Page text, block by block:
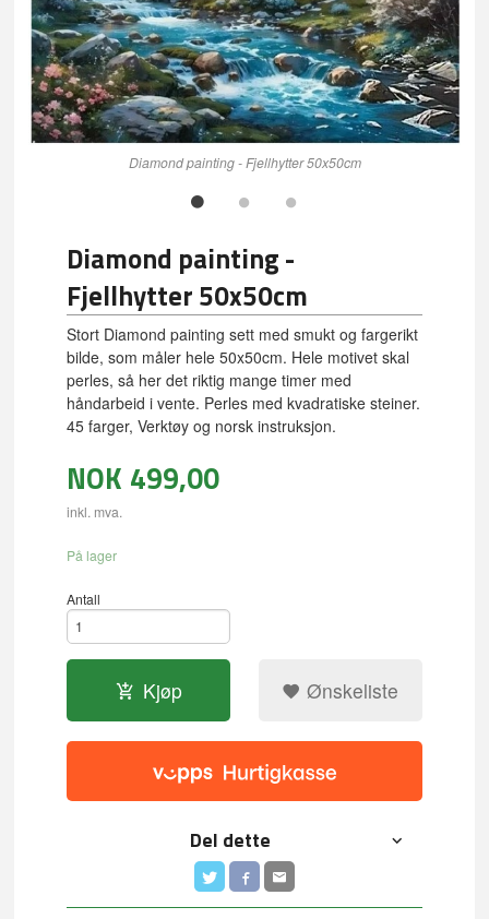
Diamond painting - Fjellhytter 50x50cm
Diamond painting -
Fjellhytter 50x50cm
Stort Diamond painting sett med smukt og fargerikt
bilde, som måler hele 50x50cm. Hele motivet skal
perles, så her det riktig mange timer med
håndarbeid i vente. Perles med kvadratiske steiner.
45 farger, Verktøy og norsk instruksjon.
NOK 499,00
inkl. mva.
På lager
Antall
Kjøp Ønskeliste
Del dette